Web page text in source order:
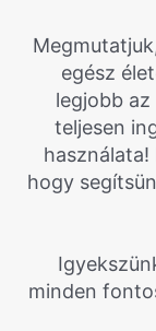
egész
legjobb
teljesen
hogy
minden